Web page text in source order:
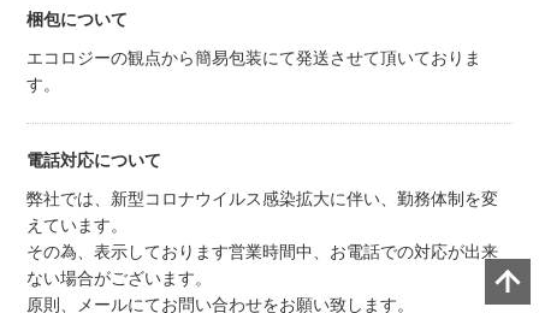
梱包について
エコロジーの観点から簡易包装にて発送させて頂いておりま
す。
電話対応について
弊社では、新型コロナウイルス感染拡大に伴い、勤務体制を変
えています。
その為、表示しております営業時間中、お電話での対応が出来
ない場合がございます。
原則、メールにてお問い合わせをお願い致します。